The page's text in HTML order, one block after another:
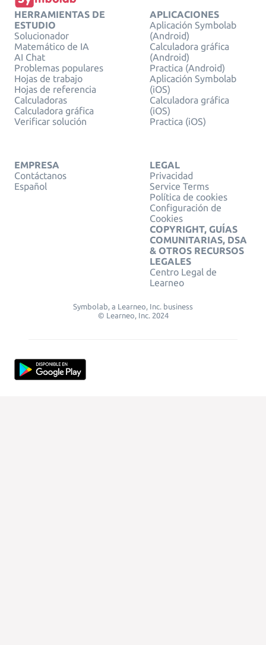
HERRAMIENTAS DE
ESTUDIO
Solucionador
Matemático de IA
AI Chat
Problemas populares
Hojas de trabajo
Hojas de referencia
Calculadoras
Calculadora gráfica
Verificar solución
APLICACIONES
Aplicación Symbolab
(Android)
Calculadora gráfica
(Android)
Practica (Android)
Aplicación Symbolab
(iOS)
Calculadora gráfica
(iOS)
Practica (iOS)
EMPRESA
Contáctanos
Español
LEGAL
Privacidad
Service Terms
Política de cookies
Configuración de
Cookies
COPYRIGHT, GUÍAS
COMUNITARIAS, DSA
& OTROS RECURSOS
LEGALES
Centro Legal de
Learneo
Symbolab, a Learneo, Inc. business
© Learneo, Inc. 2024